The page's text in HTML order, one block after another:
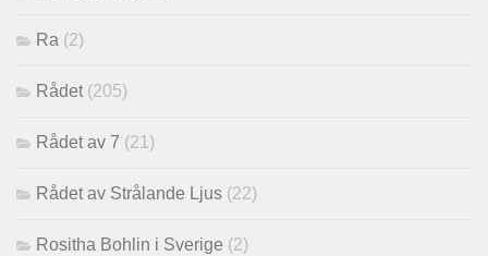
Ra (2)
Rådet (205)
Rådet av 7 (21)
Rådet av Strålande Ljus (22)
Rositha Bohlin i Sverige (2)